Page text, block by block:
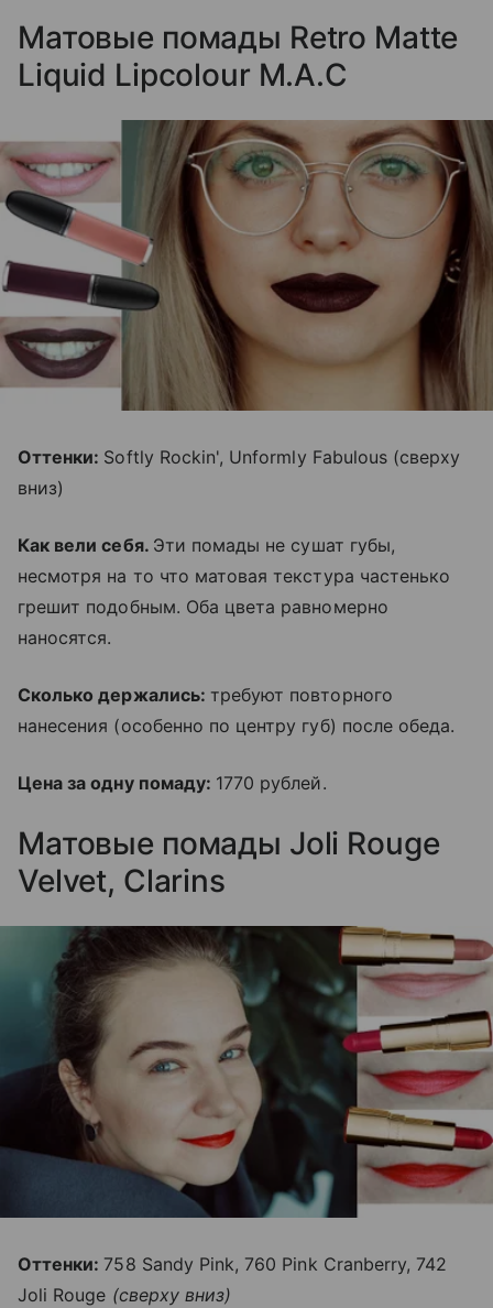
Матовые помады Retro Matte
Liquid Lipcolour M.A.C
Оттенки: Softly Rockin', Unformly Fabulous (сверху
вниз)
Как вели себя. Эти помады не сушат губы,
несмотря на то что матовая текстура частенько
грешит подобным. Оба цвета равномерно
наносятся.
Сколько держались: требуют повторного
нанесения (особенно по центру губ) после обеда.
Цена за одну помаду: 1770 рублей.
Матовые помады Joli Rouge
Velvet, Clarins
Оттенки: 758 Sandy Pink, 760 Pink Cranberry, 742
Joli Rouge (сверху вниз)